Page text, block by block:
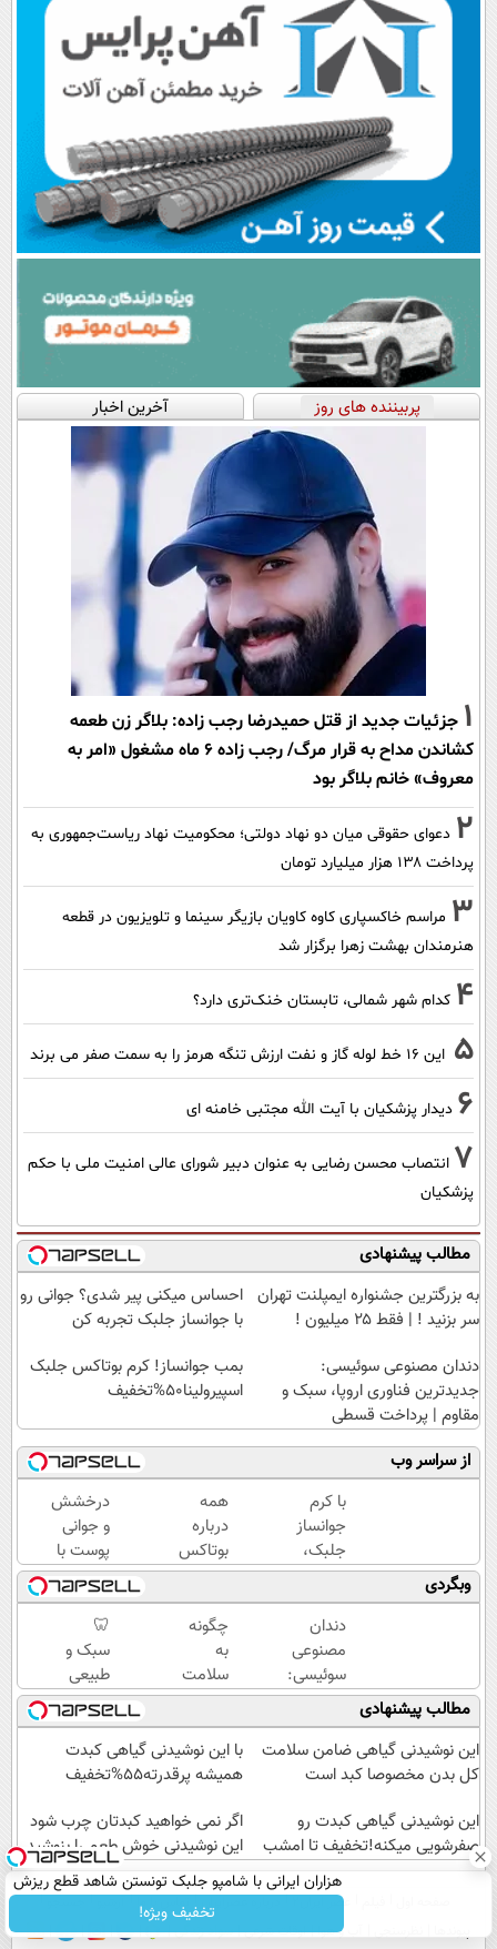
پربیننده های روز آخرین اخبار
1 جزئیات جدید از قتل حمیدرضا رجب زاده: بلاگر زن طعمه
کشاندن مداح به قرار مرگ/ رجب زاده 6 ماه مشغول «امر به
معروف» خانم بلاگر بود
2 دعوای حقوقی میان دو نهاد دولتی؛ محکومیت نهاد ریاست‌جمهوری به
پرداخت ۱۳۸ هزار میلیارد تومان
3 مراسم خاکسپاری کاوه کاویان بازیگر سینما و تلویزیون در قطعه
هنرمندان بهشت زهرا برگزار شد
4 کدام شهر شمالی، تابستان خنک‌تری دارد؟
5 این 16 خط لوله گاز و نفت ارزش تنگه هرمز را به سمت صفر می برند
6 دیدار پزشکیان با آیت الله مجتبی خامنه ای
7 انتصاب محسن رضایی به عنوان دبیر شورای عالی امنیت ملی با حکم
پزشکیان
مطالب پیشنهادی
به بزرگترین جشنواره ایمپلنت تهران
سر بزنید ! | فقط ۲۵ میلیون !
احساس میکنی پیر شدی؟ جوانی رو
با جوانساز جلبک تجربه کن
دندان مصنوعی سوئیسی:
جدیدترین فناوری اروپا، سبک و
مقاوم | پرداخت قسطی
بمب جوانساز! کرم بوتاکس جلبک
اسپیرولینا50%تخفیف
از سراسر وب
با کرم
جوانساز
جلبک،
پیری رو
معکوس
تخفیف)
همه
درباره
بوتاکس
حرف
میزنن؛ اما
کمتر
کسی این
راه رو
میشناسه.
درخشش
و جوانی
پوست با
جلبک
اسپیرولینا!
خرید
محصول با
تخفیف
ویژه
وبگردی
دندان
مصنوعی
سوئیسی:
جدیدترین
فناوری
اروپا،
سبک و
پرداخت
قسطی
چگونه
به
سلامت
کبد
کمک
کنیم؟
نوشیدنی
سم
زدای
🦷
سبک و
طبیعی
مثل
دندان
خودت!
نصب
پرداخت
اقساطی
💳 📍
تهران
مطالب پیشنهادی
این نوشیدنی گیاهی ضامن سلامت
کل بدن مخصوصا کبد است
با این نوشیدنی گیاهی کبدت
همیشه پرقدرته55%تخفیف
این نوشیدنی گیاهی کبدت رو
صفرشویی میکنه!تخفیف تا امشب
اگر نمی خواهید کبدتان چرب شود
این نوشیدنی خوش طعم را بنوشید
هزاران ایرانی با شامپو جلبک تونستن شاهد قطع ریزش
موهاشون باشن
تخفیف ویژه! عصر ایران۲ درباره عصرایران تماس با ما
آب و هوا اوقات شرعی سواد زندگی